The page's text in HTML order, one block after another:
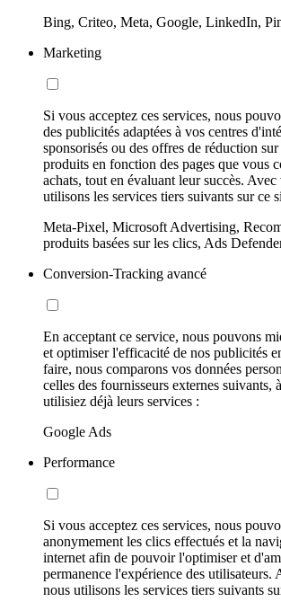
Bing, Criteo, Meta, Google, LinkedIn,
Marketing
Si vous acceptez ces services, nous
des publicités adaptées à vos centres
sponsorisés ou des offres de réduction
produits en fonction des pages que vous
achats, tout en évaluant leur succès.
utilisons les services tiers suivants sur ce
Meta-Pixel, Microsoft Advertising,
produits basées sur les clics, Ads
Conversion-Tracking avancé
En acceptant ce service, nous pouvons
et optimiser l'efficacité de nos publicités
faire, nous comparons vos données
celles des fournisseurs externes suivants,
utilisiez déjà leurs services :
Google Ads
Performance
Si vous acceptez ces services, nous
anonymement les clics effectués et la
internet afin de pouvoir l'optimiser et
permanence l'expérience des utilisateurs.
nous utilisons les services tiers suivants